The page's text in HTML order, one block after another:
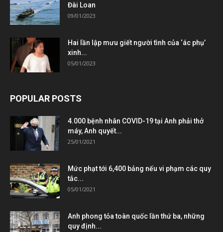
Đài Loan
09/01/2023
Hai lần lập mưu giết người tình của ‘ác phụ’
xinh...
05/01/2023
POPULAR POSTS
4.000 bệnh nhân COVID-19 tại Anh phải thở
máy, Anh quyết...
25/01/2021
Mức phạt tới 6,400 bảng nếu vi phạm các quy
tắc...
05/01/2021
Anh phong tỏa toàn quốc lần thứ ba, những
quy định...